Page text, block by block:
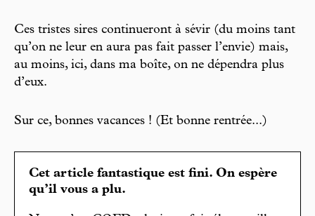
Ces tristes sires continueront à sévir (du moins tant
qu’on ne leur en aura pas fait passer l’envie) mais,
au moins, ici, dans ma boîte, on ne dépendra plus
d’eux.
Sur ce, bonnes vacances ! (Et bonne rentrée...)
Cet article fantastique est fini. On espère
qu’il vous a plu.